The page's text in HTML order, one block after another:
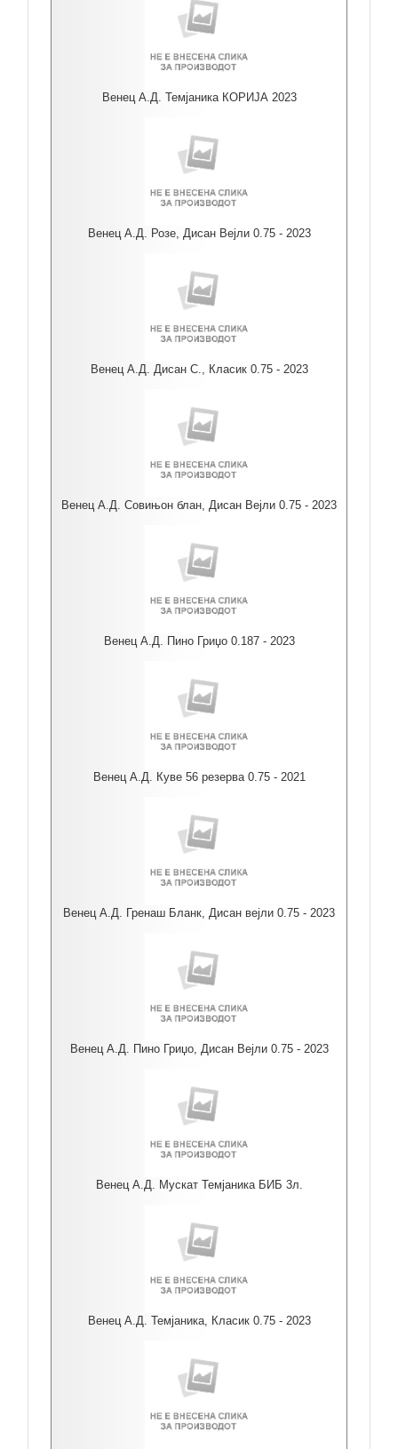
Венец А.Д. Темјаника КОРИЈА 2023
Венец А.Д. Розе, Дисан Вејли 0.75 - 2023
Венец А.Д. Дисан С., Класик 0.75 - 2023
Венец А.Д. Совињон блан, Дисан Вејли 0.75 - 2023
Венец А.Д. Пино Гриџо 0.187 - 2023
Венец А.Д. Куве 56 резерва 0.75 - 2021
Венец А.Д. Гренаш Бланк, Дисан вејли 0.75 - 2023
Венец А.Д. Пино Гриџо, Дисан Вејли 0.75 - 2023
Венец А.Д. Мускат Темјаника БИБ 3л.
Венец А.Д. Темјаника, Класик 0.75 - 2023